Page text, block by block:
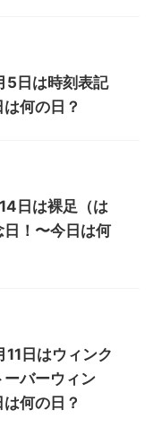
5日は時刻表記
何の日？
日は裸足（は
日！〜今日は何
11日はウィンク
バーウィン
何の日？